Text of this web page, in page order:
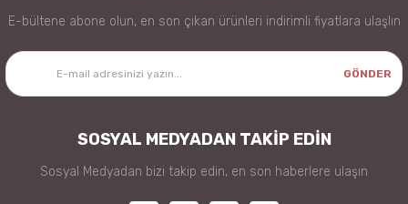
E-bültene abone olun, en son çıkan ürünleri indirimli fiyatlara ulaşlın
GÖNDER
SOSYAL MEDYADAN TAKİP EDİN
Sosyal Medyadan bizi takip edin, en son haberlere ulaşın